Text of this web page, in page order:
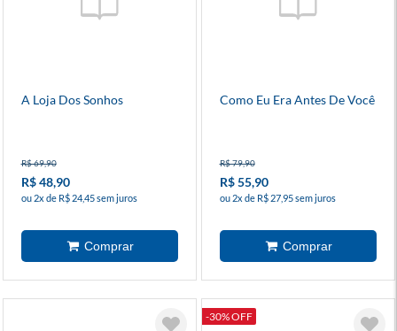
A Loja Dos Sonhos
R$ 69,90
R$ 48,90
ou 2x de R$ 24,45 sem juros
Como Eu Era Antes De Você
R$ 79,90
R$ 55,90
ou 2x de R$ 27,95 sem juros
-30% OFF